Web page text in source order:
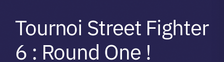
Tournoi Street Fighter
6 : Round One !